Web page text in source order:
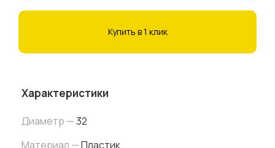
Купить в 1 клик
Характеристики
Диаметр —32
Материал —Пластик